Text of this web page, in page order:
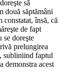
să
două săptămâni
constatat, însă, că
de fapt
se doreşte
prelungirea
subliniind faptul
demonstra acest